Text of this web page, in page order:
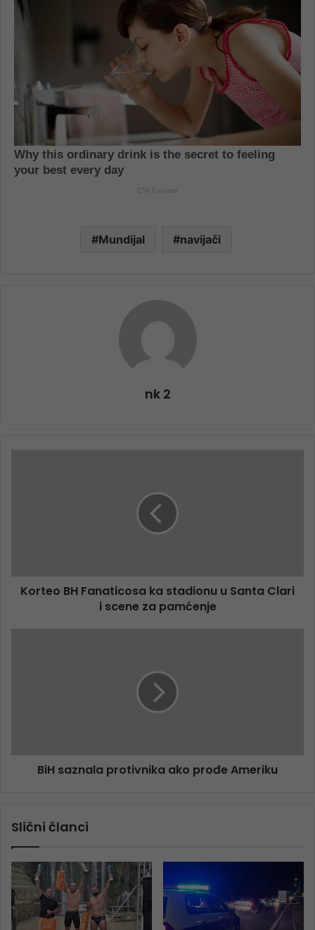
Mundijal navijači
nk 2
Korteo BH Fanaticosa ka stadionu u Santa Clari
i scene za pamćenje
BiH saznala protivnika ako prođe Ameriku
Slični članci